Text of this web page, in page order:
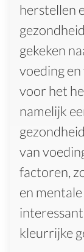
herstellen
gekeken
voeding
voor het
namelijk
van
factoren,
en
kleurrijke